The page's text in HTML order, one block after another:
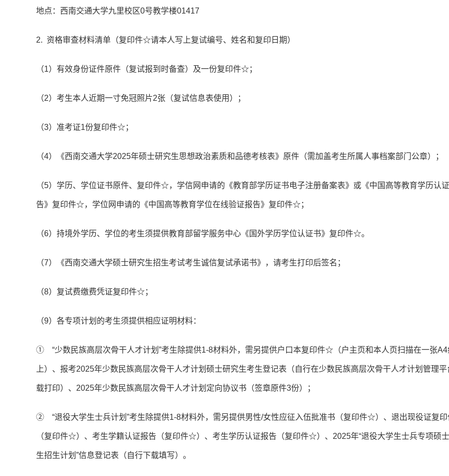
地点：西南交通大学九里校区0号教学楼01417
2. 资格审查材料清单（复印件☆请本人写上复试编号、姓名和复印日期）
（1）有效身份证件原件（复试报到时备查）及一份复印件☆；
（2）考生本人近期一寸免冠照片2张（复试信息表使用）；
（3）准考证1份复印件☆；
（4）《西南交通大学2025年硕士研究生思想政治素质和品德考核表》原件（需加盖考生所属人事档案部门公章）；
（5）学历、学位证书原件、复印件☆，学信网申请的《教育部学历证书电子注册备案表》或《中国高等教育学历认
告》复印件☆，学位网申请的《中国高等教育学位在线验证报告》复印件☆；
（6）持境外学历、学位的考生须提供教育部留学服务中心《国外学历学位认证书》复印件☆。
（7）《西南交通大学硕士研究生招生考试考生诚信复试承诺书》，请考生打印后签名；
（8）复试费缴费凭证复印件☆；
（9）各专项计划的考生须提供相应证明材料：
① “少数民族高层次骨干人才计划”考生除提供1-8材料外，需另提供户口本复印件☆（户主页和本人页扫描在一张A4
上）、报考2025年少数民族高层次骨干人才计划硕士研究生考生登记表（自行在少数民族高层次骨干人才计划管理平
载打印）、2025年少数民族高层次骨干人才计划定向协议书（签章原件3份）；
② “退役大学生士兵计划”考生除提供1-8材料外，需另提供男性/女性应征入伍批准书（复印件☆）、退出现役证复印
（复印件☆）、考生学籍认证报告（复印件☆）、考生学历认证报告（复印件☆）、2025年“退役大学生士兵专项硕
生招生计划”信息登记表（自行下载填写）。